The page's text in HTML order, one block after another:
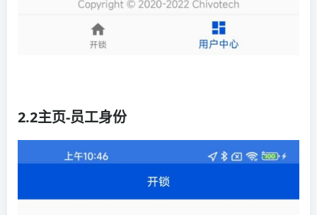
2.2主页-员工身份